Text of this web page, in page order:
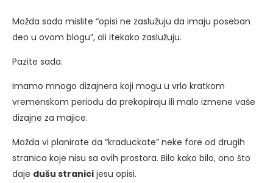
Možda sada mislite “opisi ne zaslužuju da imaju poseban
deo u ovom blogu”, ali itekako zaslužuju.
Pazite sada.
Imamo mnogo dizajnera koji mogu u vrlo kratkom
vremenskom periodu da prekopiraju ili malo izmene vaše
dizajne za majice.
Možda vi planirate da “kraduckate” neke fore od drugih
stranica koje nisu sa ovih prostora. Bilo kako bilo, ono što
daje dušu stranici jesu opisi.